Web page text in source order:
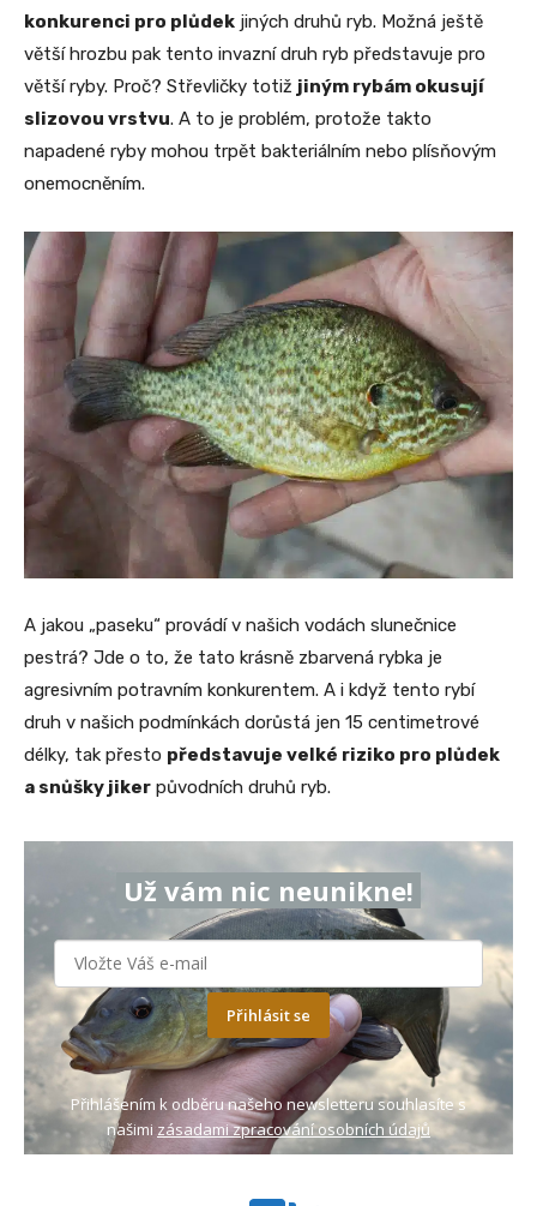
konkurenci pro plůdek jiných druhů ryb. Možná ještě
větší hrozbu pak tento invazní druh ryb představuje pro
větší ryby. Proč? Střevličky totiž jiným rybám okusují
slizovou vrstvu. A to je problém, protože takto
napadené ryby mohou trpět bakteriálním nebo plísňovým
onemocněním.
A jakou „paseku“ provádí v našich vodách slunečnice
pestrá? Jde o to, že tato krásně zbarvená rybka je
agresivním potravním konkurentem. A i když tento rybí
druh v našich podmínkách dorůstá jen 15 centimetrové
délky, tak přesto představuje velké riziko pro plůdek
a snůšky jiker původních druhů ryb.
Už vám nic neunikne!
Přihlásit se
Přihlášením k odběru našeho newsletteru souhlasíte s
našimi zásadami zpracování osobních údajů